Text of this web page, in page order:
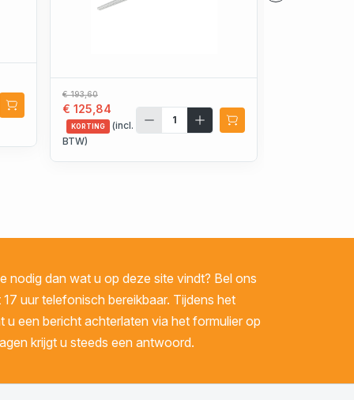
€ 193,60
€ 125,84
KORTING
(incl.
BTW)
nodig dan wat u op deze site vindt? Bel ons
uur telefonisch bereikbaar. Tijdens het
een bericht achterlaten via het formulier op
krijgt u steeds een antwoord.